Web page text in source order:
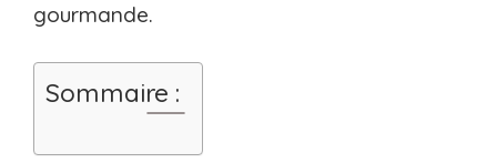
gourmande.
Sommaire :